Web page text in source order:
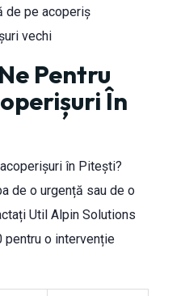
de pe acoperiș
vechi
Pentru
În
în Pitești?
de o urgență sau de o
Util Alpin Solutions
pentru o intervenție